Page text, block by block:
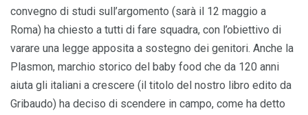
convegno di studi sull’argomento (sarà il 12 maggio a
Roma) ha chiesto a tutti di fare squadra, con l’obiettivo di
varare una legge apposita a sostegno dei genitori. Anche la
Plasmon, marchio storico del baby food che da 120 anni
aiuta gli italiani a crescere (il titolo del nostro libro edito da
Gribaudo) ha deciso di scendere in campo, come ha detto